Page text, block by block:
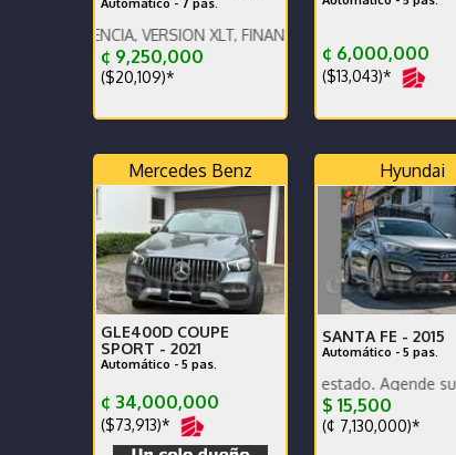
Automático - 7 pas.
VERSION XLT, FINANCIAMIENTO CON BANCO PROMERICA
¢ 9,250,000
($20,109)*
¢ 6,000,000
($13,043)*
Mercedes Benz
GLE400D COUPE
SPORT - 2021
Automático - 5 pas.
¢ 34,000,000
($73,913)*
Hyundai
SANTA FE - 2015
Automático - 5 pas.
Poco km. Excelente estado. Agende su cita.
$ 15,500
(¢ 7,130,000)*